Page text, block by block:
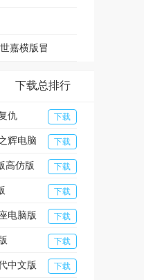
嘉横版冒
下载总排行
仇 下载
辉电脑 下载
高仿版 下载
下载
电脑版 下载
下载
中文版 下载